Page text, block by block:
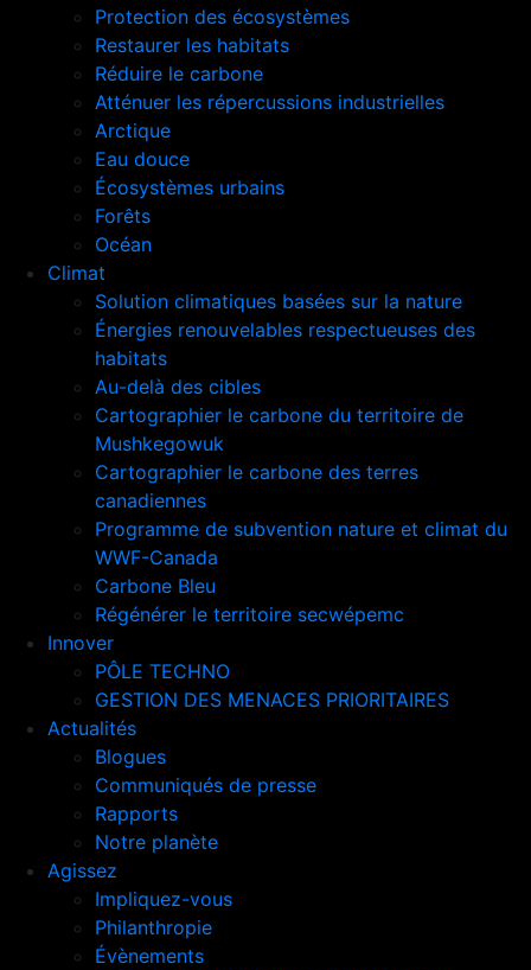
Protection des écosystèmes
Restaurer les habitats
Réduire le carbone
Atténuer les répercussions industrielles
Arctique
Eau douce
Écosystèmes urbains
Forêts
Océan
Climat
Solution climatiques basées sur la nature
Énergies renouvelables respectueuses des
habitats
Au-delà des cibles
Cartographier le carbone du territoire de
Mushkegowuk
Cartographier le carbone des terres
canadiennes
Programme de subvention nature et climat du
WWF-Canada
Carbone Bleu
Régénérer le territoire secwépemc
Innover
PÔLE TECHNO
GESTION DES MENACES PRIORITAIRES
Actualités
Blogues
Communiqués de presse
Rapports
Notre planète
Agissez
Impliquez-vous
Philanthropie
Évènements